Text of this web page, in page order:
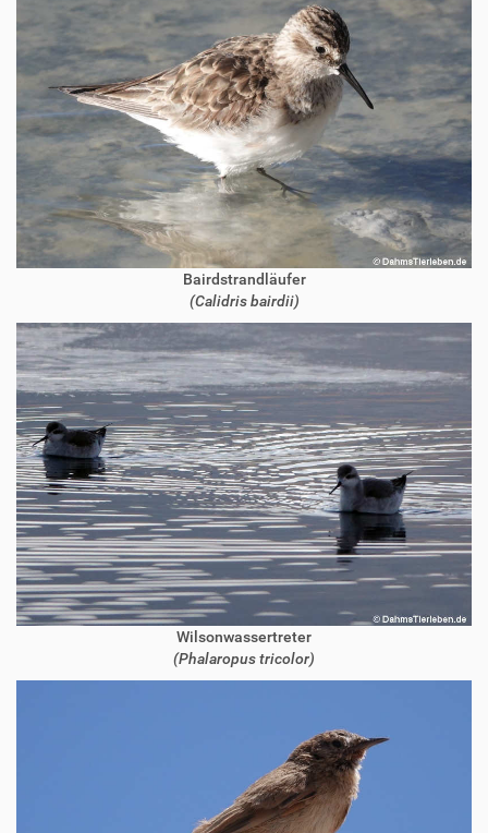
Bairdstrandläufer
(Calidris bairdii)
Wilsonwassertreter
(Phalaropus tricolor)